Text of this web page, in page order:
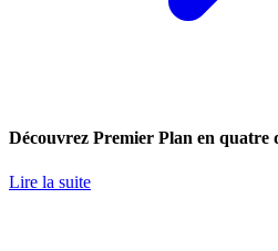
Découvrez Premier Plan en quatre
Lire la suite